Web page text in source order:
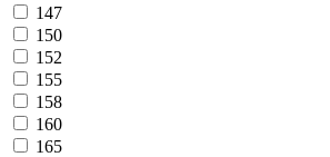
147
150
152
155
158
160
165